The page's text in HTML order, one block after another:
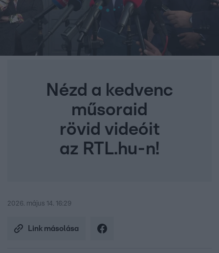
Nézd a kedvenc
műsoraid
rövid videóit
az RTL.hu-n!
2026. május 14. 16:29
Link másolása